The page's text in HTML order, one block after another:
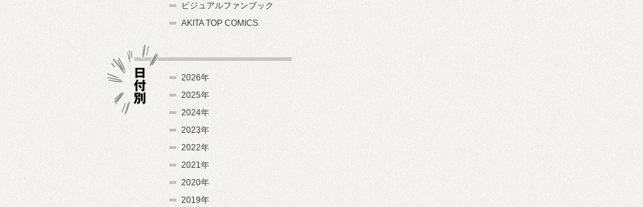
ビジュアルファンブック
AKITA TOP COMICS
2026年
2025年
2024年
2023年
2022年
2021年
2020年
2019年